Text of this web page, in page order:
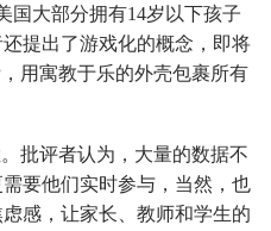
国大部分拥有14岁以下孩子
提出了游戏化的概念，即将
用寓教于乐的外壳包裹所有
批评者认为，大量的数据不
要他们实时参与，当然，也
感，让家长、教师和学生的